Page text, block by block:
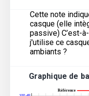
Cette note
casque (elle
passive) C’est-
j'utilise ce
ambiants ?
Graphique de